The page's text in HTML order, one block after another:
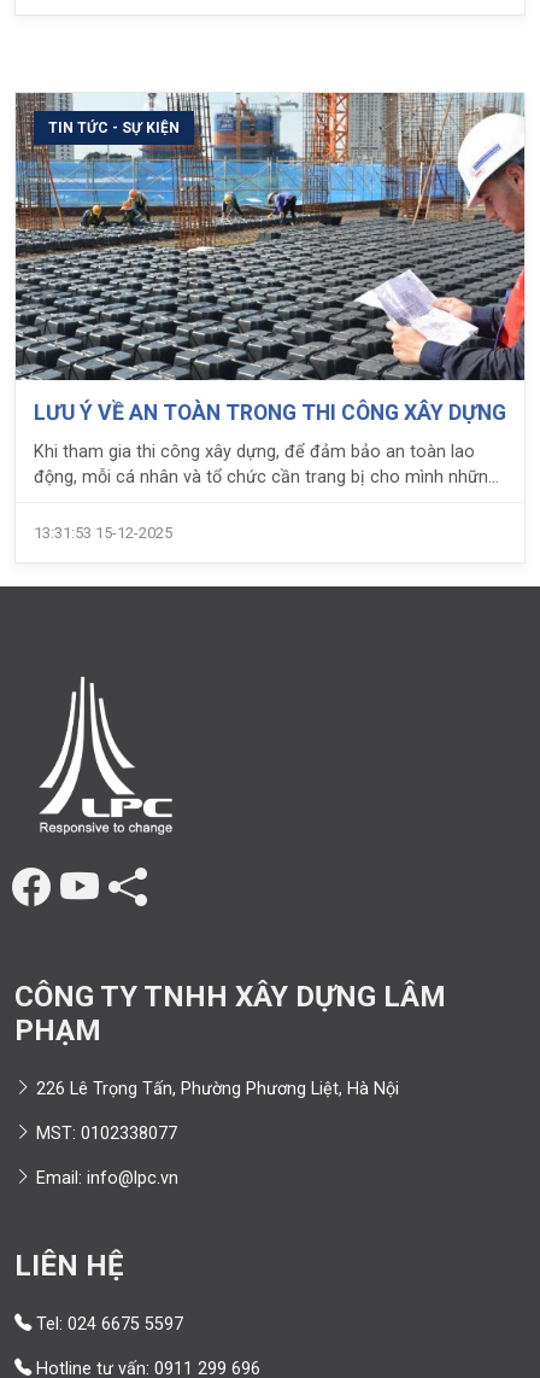
TIN TỨC - SỰ KIỆN
LƯU Ý VỀ AN TOÀN TRONG THI CÔNG XÂY DỰNG
Khi tham gia thi công xây dựng, để đảm bảo an toàn lao
động, mỗi cá nhân và tổ chức cần trang bị cho mình những
13:31:53 15-12-2025
CÔNG TY TNHH XÂY DỰNG LÂM
PHẠM
226 Lê Trọng Tấn, Phường Phương Liệt, Hà Nội
MST: 0102338077
Email: info@lpc.vn
LIÊN HỆ
Tel: 024 6675 5597
Hotline tư vấn: 0911 299 696